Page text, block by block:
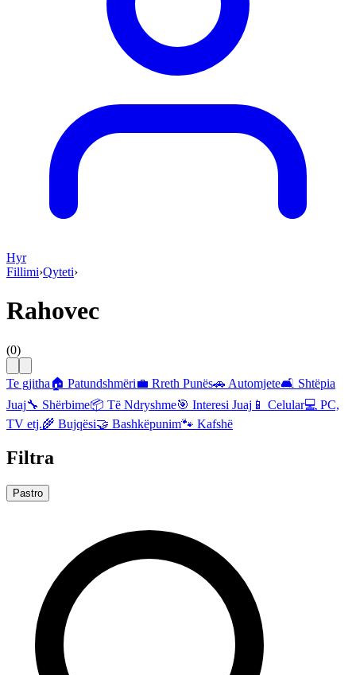
Hyr
Fillimi›Qyteti›
Rahovec
(0)
Te gjitha🏠 Patundshmëri💼 Rreth Punës🚗 Automjete🛋️ Shtëpia
Juaj🔧 Shërbime📦 Të Ndryshme🎯 Interesi Juaj 📱 Celular💻 PC,
TV etj.🌾 Bujqësi🤝 Bashkëpunim🐾 Kafshë
Filtra
Pastro